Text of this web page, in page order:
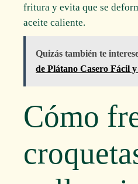
fritura y evita que se
aceite caliente.
Quizás también te
de Plátano Casero Fácil
Cómo